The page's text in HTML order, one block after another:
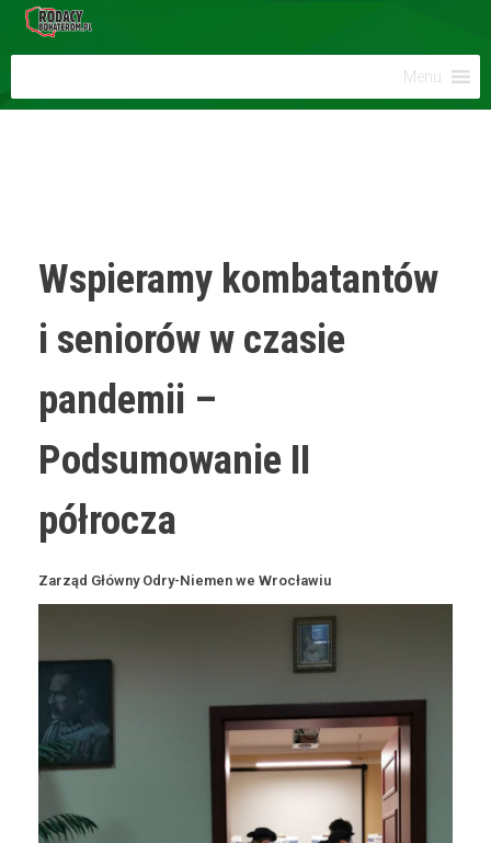
Menu
Wspieramy kombatantów
i seniorów w czasie
pandemii –
Podsumowanie II
półrocza
Zarząd Główny Odry-Niemen we Wrocławiu